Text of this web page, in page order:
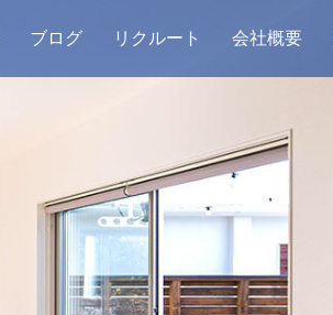
ブログ リクルート 会社概要